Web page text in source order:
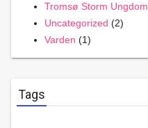
Tromsø Storm Ungdom
Uncategorized (2)
Varden (1)
Tags